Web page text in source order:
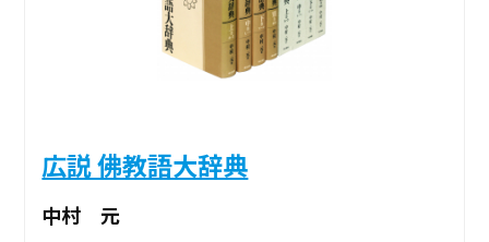
広説 佛教語大辞典
中村 元